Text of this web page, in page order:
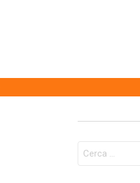
CERCA
PER: